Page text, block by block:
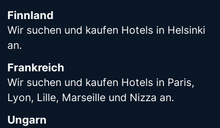
Finnland
Wir suchen und kaufen Hotels in Helsinki
an.
Frankreich
Wir suchen und kaufen Hotels in Paris,
Lyon, Lille, Marseille und Nizza an.
Ungarn